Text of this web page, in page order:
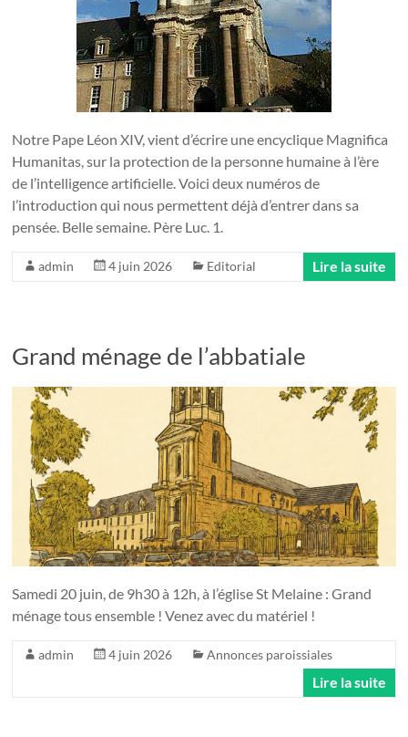
Notre Pape Léon XIV, vient d’écrire une encyclique Magnifica
Humanitas, sur la protection de la personne humaine à l’ère
de l’intelligence artificielle. Voici deux numéros de
l’introduction qui nous permettent déjà d’entrer dans sa
pensée. Belle semaine. Père Luc. 1.
admin 4 juin 2026 Editorial Lire la suite
Grand ménage de l’abbatiale
Samedi 20 juin, de 9h30 à 12h, à l’église St Melaine : Grand
ménage tous ensemble ! Venez avec du matériel !
admin 4 juin 2026 Annonces paroissiales
Lire la suite